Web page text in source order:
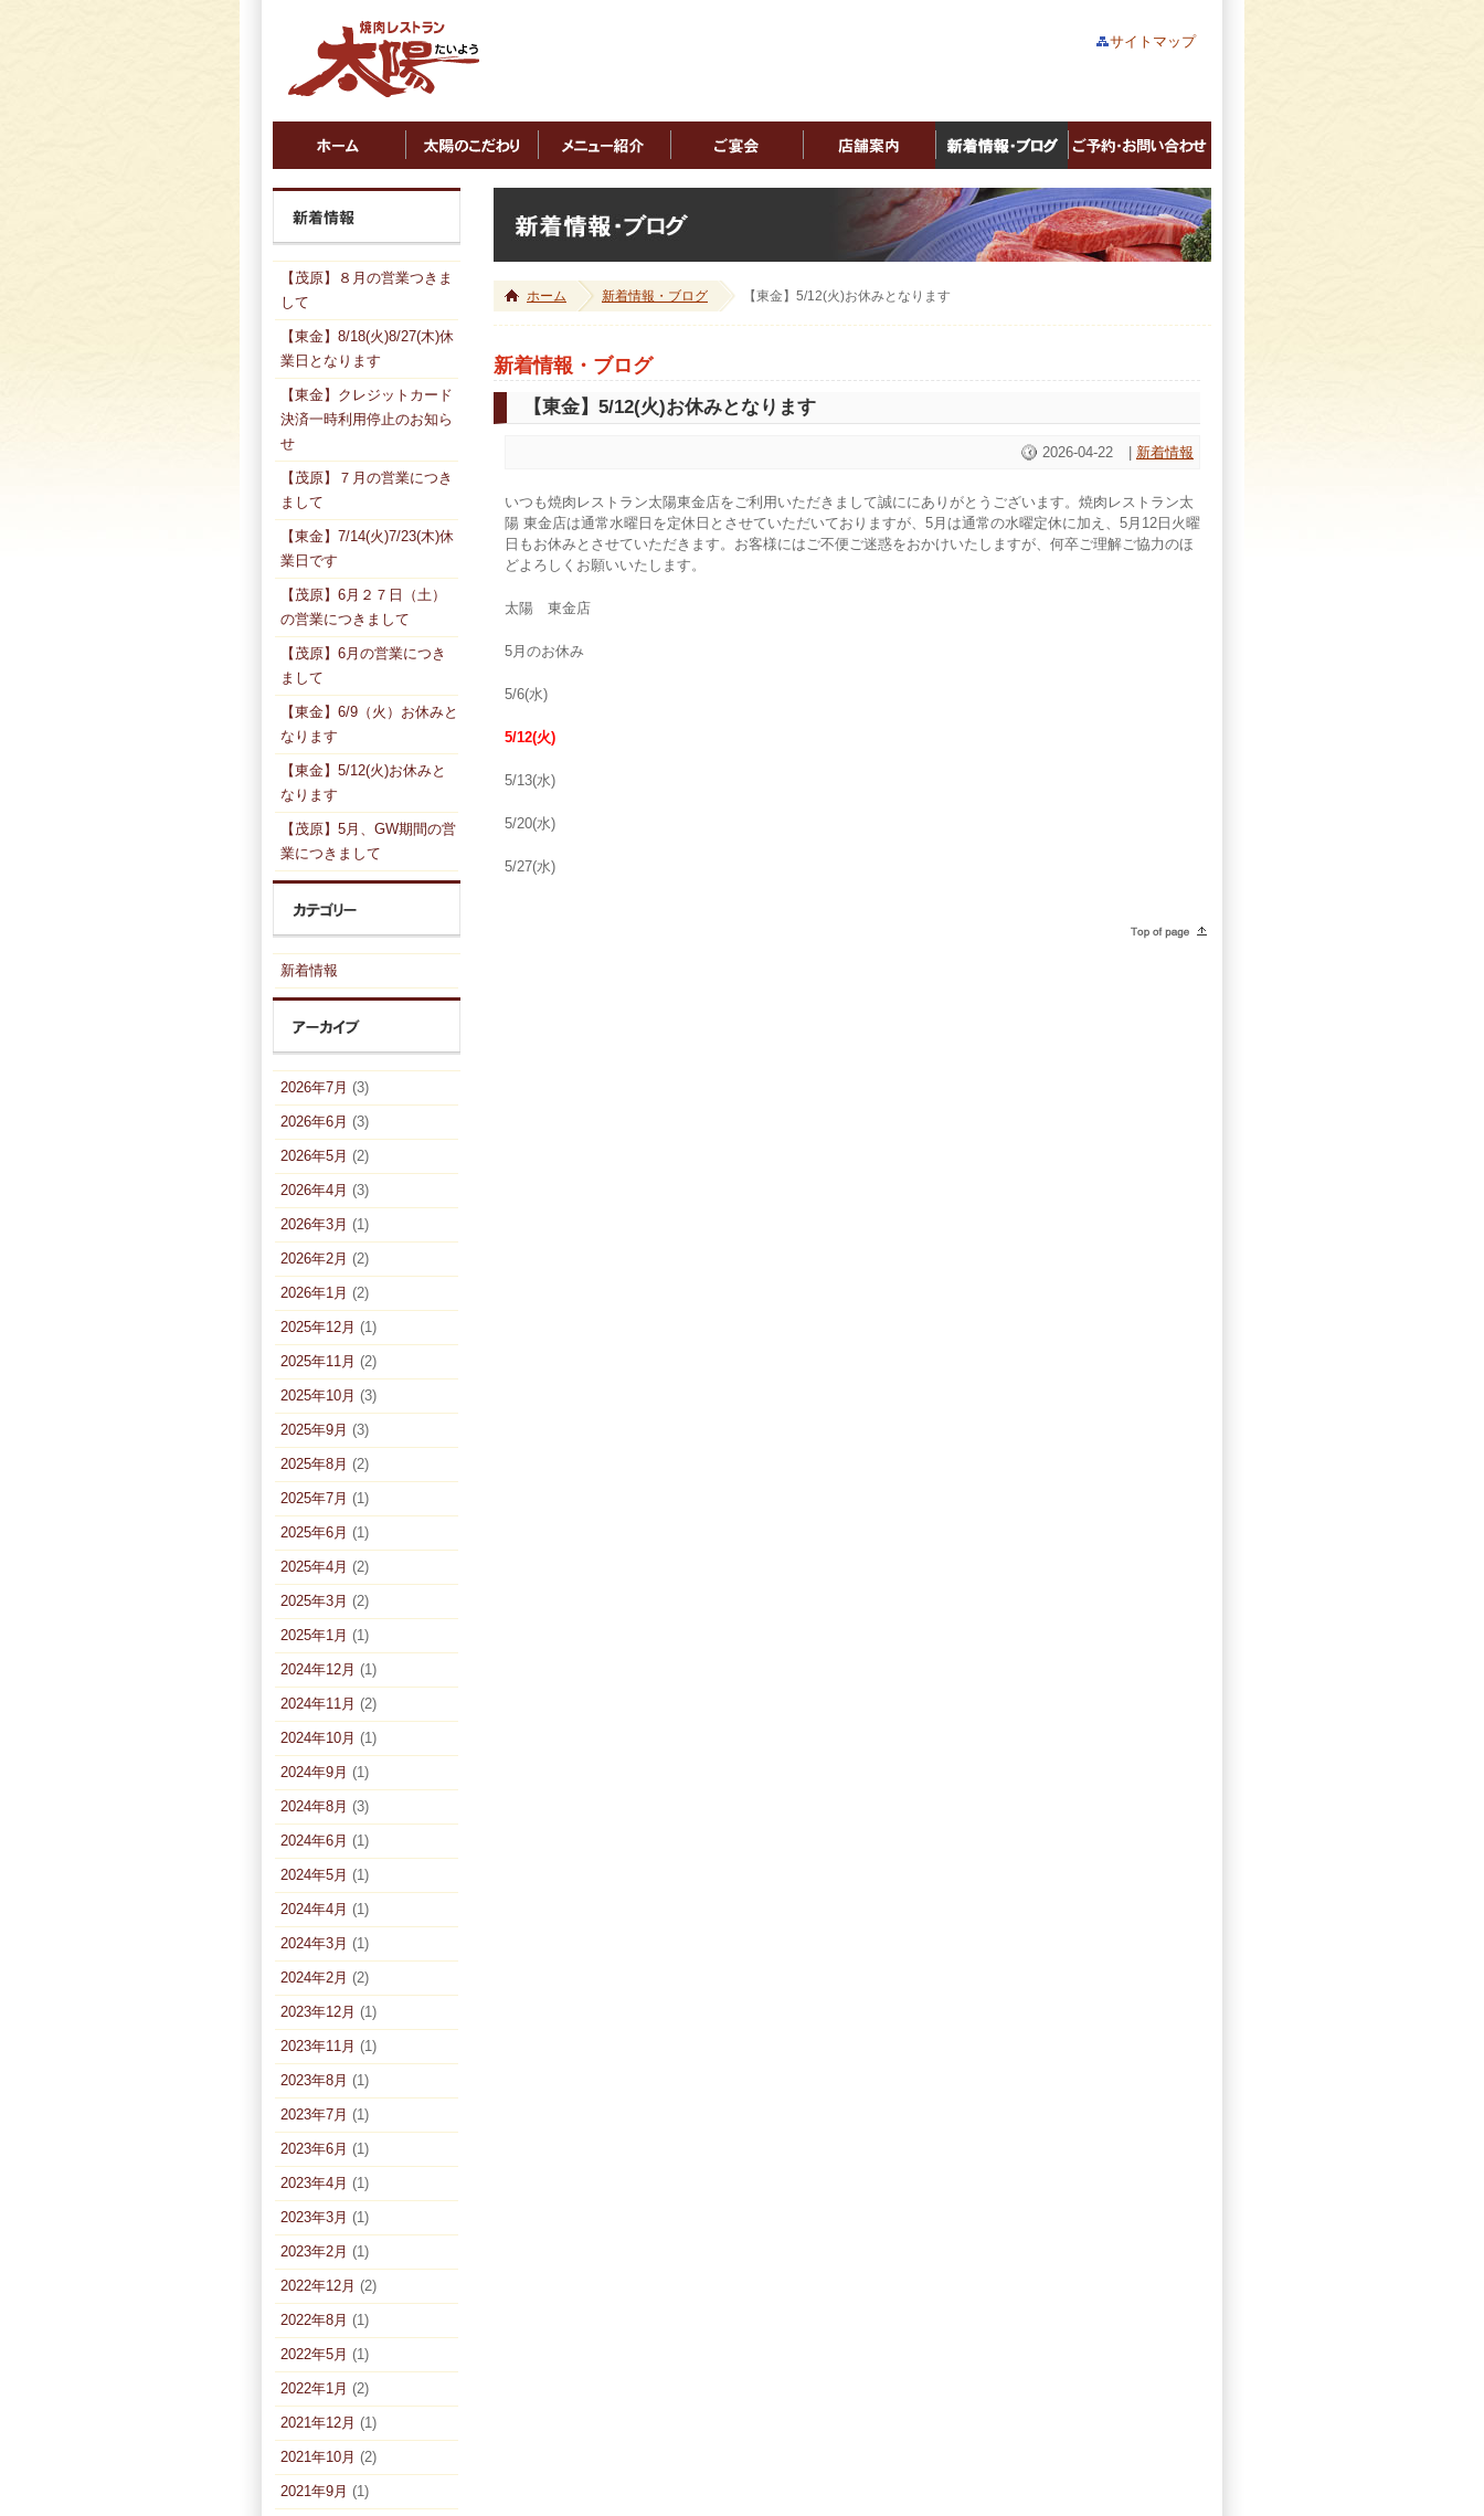
サイトマップ
ホーム 新着情報・ブログ 【東金】5/12(火)お休みとなります
新着情報・ブログ
【東金】5/12(火)お休みとなります
2026-04-22 新着情報
いつも焼肉レストラン太陽東金店をご利用いただきまして誠ににありがとうございます。焼肉レストラン太
陽 東金店は通常水曜日を定休日とさせていただいておりますが、5月は通常の水曜定休に加え、5月12日火曜
日もお休みとさせていただきます。お客様にはご不便ご迷惑をおかけいたしますが、何卒ご理解ご協力のほ
どよろしくお願いいたします。
太陽 東金店
5月のお休み
5/6(水)
5/12(火)
5/13(水)
5/20(水)
5/27(水)
【茂原】８月の営業つきま
して
【東金】8/18(火)8/27(木)休
業日となります
【東金】クレジットカード
決済一時利用停止のお知ら
せ
【茂原】７月の営業につき
まして
【東金】7/14(火)7/23(木)休
業日です
【茂原】6月２７日（土）
の営業につきまして
【茂原】6月の営業につき
まして
【東金】6/9（火）お休みと
なります
【東金】5/12(火)お休みと
なります
【茂原】5月、GW期間の営
業につきまして
新着情報
2026年7月 (3)
2026年6月 (3)
2026年5月 (2)
2026年4月 (3)
2026年3月 (1)
2026年2月 (2)
2026年1月 (2)
2025年12月 (1)
2025年11月 (2)
2025年10月 (3)
2025年9月 (3)
2025年8月 (2)
2025年7月 (1)
2025年6月 (1)
2025年4月 (2)
2025年3月 (2)
2025年1月 (1)
2024年12月 (1)
2024年11月 (2)
2024年10月 (1)
2024年9月 (1)
2024年8月 (3)
2024年6月 (1)
2024年5月 (1)
2024年4月 (1)
2024年3月 (1)
2024年2月 (2)
2023年12月 (1)
2023年11月 (1)
2023年8月 (1)
2023年7月 (1)
2023年6月 (1)
2023年4月 (1)
2023年3月 (1)
2023年2月 (1)
2022年12月 (2)
2022年8月 (1)
2022年5月 (1)
2022年1月 (2)
2021年12月 (1)
2021年10月 (2)
2021年9月 (1)